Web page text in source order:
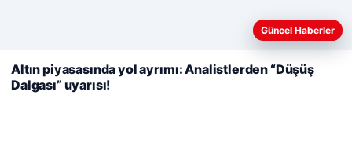
Web sitemizi nasıl kullandığınızı daha iyi anlayabilmek,
kullanıyoruz.
Çerez Politikamız
Reddet Kabul Et
Güncel Haberler
Altın piyasasında yol ayrımı: Analistlerden “Düşüş
Dalgası” uyarısı!